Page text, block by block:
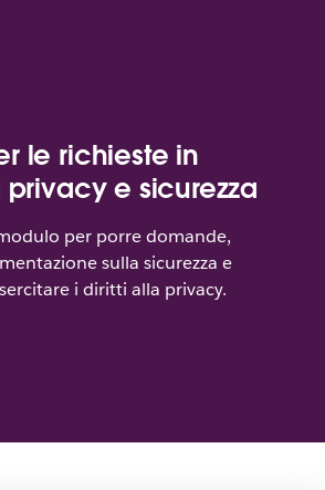
le richieste in
e sicurezza
per porre domande,
sulla sicurezza e
i diritti alla privacy.